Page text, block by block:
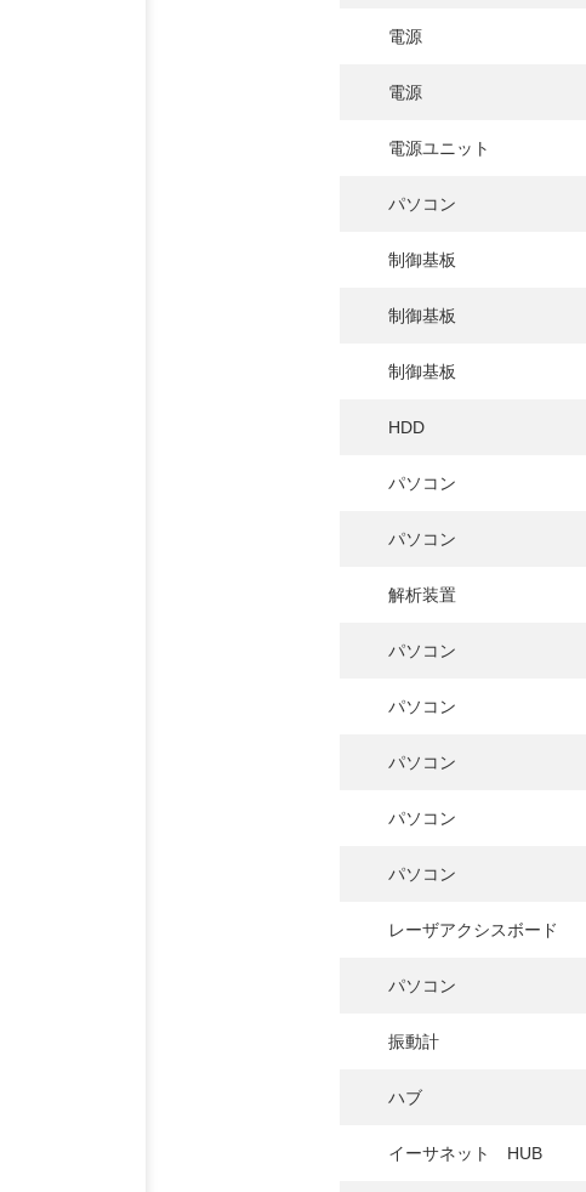
電源
電源
電源ユニット
パソコン
制御基板
制御基板
制御基板
HDD
パソコン
パソコン
解析装置
パソコン
パソコン
パソコン
パソコン
パソコン
レーザアクシスボード
パソコン
振動計
ハブ
イーサネット HUB